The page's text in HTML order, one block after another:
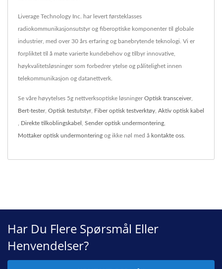
Liverage Technology Inc. har levert førsteklasses
radiokommunikasjonsutstyr og fiberoptiske komponenter til globale
industrier, med over 30 års erfaring og banebrytende teknologi. Vi er
forpliktet til å møte varierte kundebehov og tilbyr innovative,
høykvalitetsløsninger som forbedrer ytelse og pålitelighet innen
telekommunikasjon og datanettverk.
Se våre høyytelses 5g nettverksoptiske løsningerOptisk transceiver,
Bert-tester, Optisk testutstyr, Fiber optisk testverktøy Aktiv optisk kabel
Direkte tilkoblingskabel Sender optisk undermontering
Mottaker optisk undermontering og ikke nøl med å kontakte oss
Har Du Flere Spørsmål Eller
Henvendelser?